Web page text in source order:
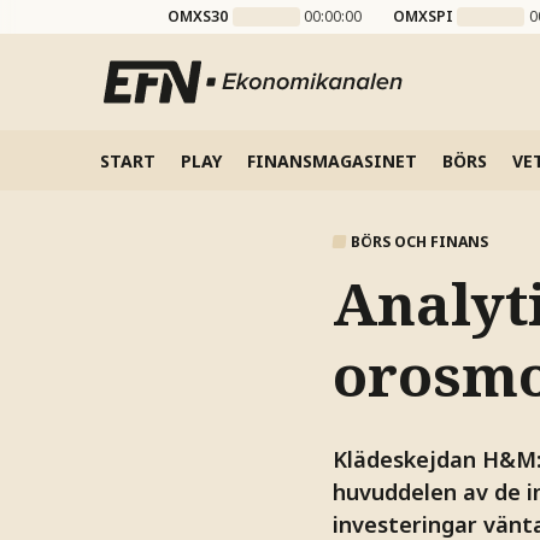
OMXS30 00:00:00 OMXSPI
START PLAY FINANSMAGASINET BÖRS
BÖRS OCH FINANS
Klädeskejdan
huvuddelen av de
investeringar